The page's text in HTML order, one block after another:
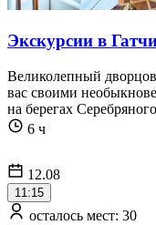
Экскурсии в
Великолепный
вас своими
на берегах
6 ч
12.08
11:15
осталось мест: 30